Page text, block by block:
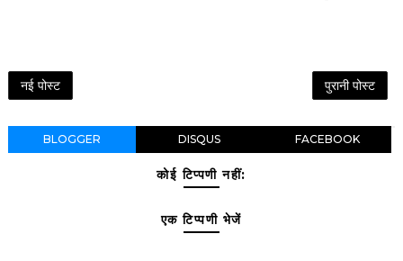
नई पोस्ट पुरानी पोस्ट
BLOGGER DISQUS FACEBOOK
कोई टिप्पणी नहीं:
एक टिप्पणी भेजें